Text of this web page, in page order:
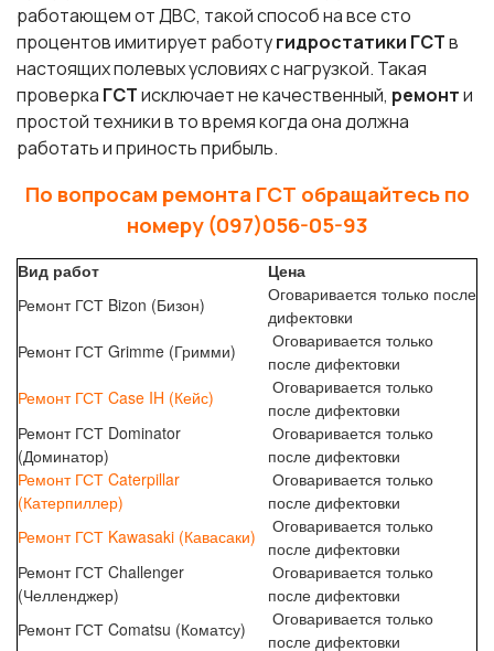
работающем от ДВС, такой способ на все сто
процентов имитирует работугидростатики ГСТв
настоящих полевых условиях с нагрузкой. Такая
проверка ГСТисключает не качественный, ремонти
простой техники в то время когда она должна
работать и приность прибыль.
По вопросам ремонта ГСТ обращайтесь по
номеру (097)056-05-93
Вид работ
Цена
Ремонт ГСТ Bizon (Бизон)
Оговаривается только после
дифектовки
Ремонт ГСТ Grimme (Гримми)
Оговаривается только
после дифектовки
Ремонт ГСТ Case IH (Кейс)
Оговаривается только
после дифектовки
Ремонт ГСТ Dominator
(Доминатор)
Оговаривается только
после дифектовки
Ремонт ГСТ Caterpillar
(Катерпиллер)
Оговаривается только
после дифектовки
Ремонт ГСТ Kawasaki (Кавасаки)
Оговаривается только
после дифектовки
Ремонт ГСТ Challenger
(Челленджер)
Оговаривается только
после дифектовки
Ремонт ГСТ Comatsu (Коматсу)
Оговаривается только
после дифектовки